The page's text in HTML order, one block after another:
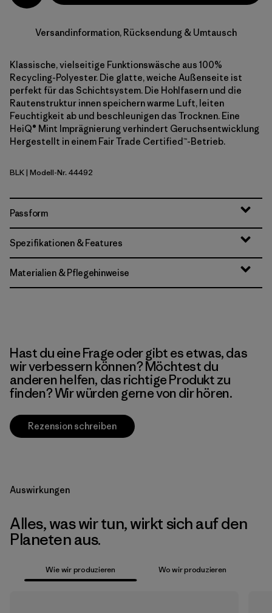
Versandinformation, Rücksendung & Umtausch
Klassische, vielseitige Funktionswäsche aus 100%
Recycling-Polyester. Die glatte, weiche Außenseite ist
perfekt für das Schichtsystem. Die Hohlfasern und die
Rautenstruktur innen speichern warme Luft, leiten
Feuchtigkeit ab und beschleunigen das Trocknen. Eine
HeiQ® Mint Imprägnierung verhindert Geruchsentwicklung
Hergestellt in einem Fair Trade Certified™-Betrieb.
Black
BLK| Modell-Nr. 44492
Passform
Spezifikationen & Features
Materialien & Pflegehinweise
Hast du eine Frage oder gibt es etwas, das
wir verbessern können? Möchtest du
anderen helfen, das richtige Produkt zu
finden? Wir würden gerne von dir hören.
Rezension schreiben
Auswirkungen
Alles, was wir tun, wirkt sich auf den
Planeten aus.
Wie wir produzieren Wo wir produzieren